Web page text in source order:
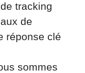
tracking
de
réponse clé
sommes